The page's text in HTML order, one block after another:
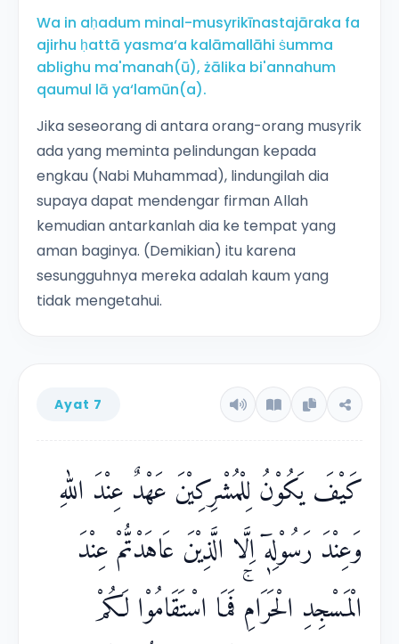
Wa in aḥadum minal-musyrikīnastajāraka fa
ajirhu ḥattā yasma‘a kalāmallāhi ṡumma
ablighu ma'manah(ū), żālika bi'annahum
qaumul lā ya‘lamūn(a).
Jika seseorang di antara orang-orang musyrik
ada yang meminta pelindungan kepada
engkau (Nabi Muhammad), lindungilah dia
supaya dapat mendengar firman Allah
kemudian antarkanlah dia ke tempat yang
aman baginya. (Demikian) itu karena
sesungguhnya mereka adalah kaum yang
tidak mengetahui.
Ayat 7
كَيْفَ يَكُوْنُ لِلْمُشْرِكِيْنَ عَهْدٌ عِنْدَ اللّٰهِ
وَعِنْدَ رَسُوْلِهٖٓ اِلَّا الَّذِيْنَ عَاهَدْتُّمْ عِنْدَ
الْمَسْجِدِ الْحَرَامِۚ فَمَا اسْتَقَامُوْا لَكُمْ